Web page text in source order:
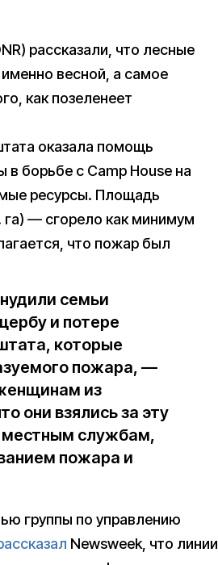
рассказали, что лесные
весной, а самое
как позеленеет
оказала помощь
борьбе с Camp House на
ресурсы. Площадь
га) — сгорело как минимум
что пожар был
семьи
и потере
которые
пожара, —
из
они взялись за эту
местным службам,
пожара и
группы по управлению
Newsweek, что линии